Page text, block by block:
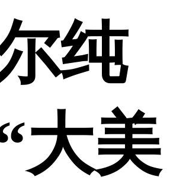
纯
大美